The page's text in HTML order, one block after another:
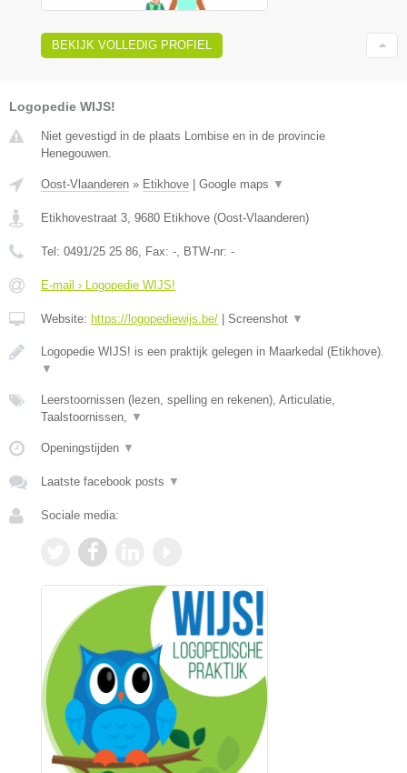
BEKIJK VOLLEDIG PROFIEL
Logopedie WIJS!
Niet gevestigd in de plaats Lombise en in de provincie
Henegouwen.
Oost-Vlaanderen » Etikhove Google maps ▼
Etikhovestraat 3, 9680 Etikhove (Oost-Vlaanderen)
Tel: 0491/25 25 86, Fax: -, BTW-nr: -
E-mail › Logopedie WIJS!
Website: https://logopediewijs.be/ Screenshot ▼
Logopedie WIJS! is een praktijk gelegen in Maarkedal (Etikhove).
▼
Leerstoornissen (lezen, spelling en rekenen), Articulatie,
Taalstoornissen, ▼
Openingstijden ▼
Laatste facebook posts ▼
Sociale media: